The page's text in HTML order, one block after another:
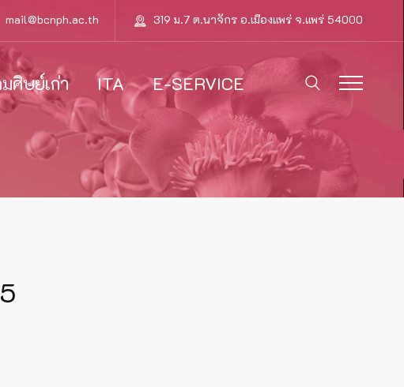
mail@bcnph.ac.th 319 ม.7 ต.นาจักร อ.เมืองแพร่ จ.แพร่ 54000
ศิษย์เก่า ITA E-SERVICE